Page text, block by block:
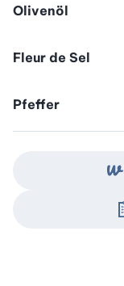
Olivenöl
Fleur de Sel
Pfeffer